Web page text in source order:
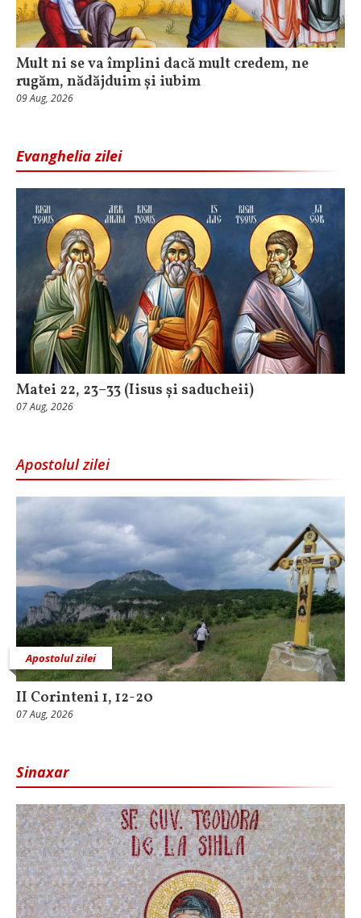
Mult ni se va împlini dacă mult credem, ne
rugăm, nădăjduim și iubim
09 Aug, 2026
Evanghelia zilei
Matei 22, 23–33 (Iisus și saducheii)
07 Aug, 2026
Apostolul zilei
Apostolul zilei
II Corinteni 1, 12-20
07 Aug, 2026
Sinaxar